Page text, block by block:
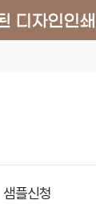
샘플신청